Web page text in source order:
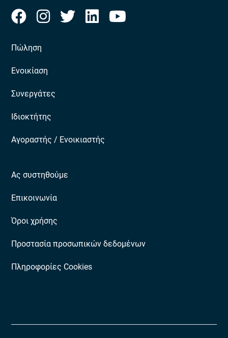
Πώληση
Ενοικίαση
Συνεργάτες
Ιδιοκτήτης
Αγοραστής / Ενοικιαστής
Ας συστηθούμε
Επικοινωνία
Όροι χρήσης
Προστασία προσωπικών δεδομένων
Πληροφορίες Cookies